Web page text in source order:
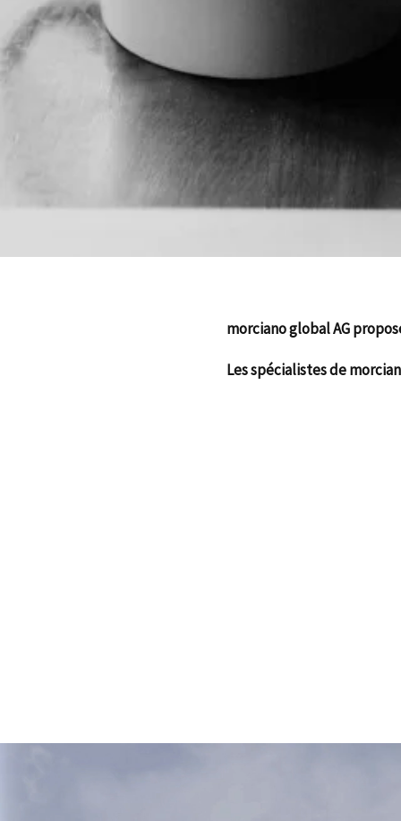
morciano global AG
Les spécialistes de